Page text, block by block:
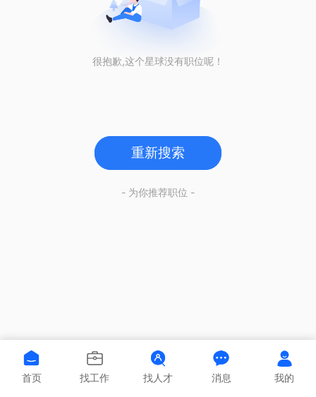
很抱歉,这个星球没有职位呢！
重新搜索
- 为你推荐职位 -
首页 找工作 找人才 消息 我的